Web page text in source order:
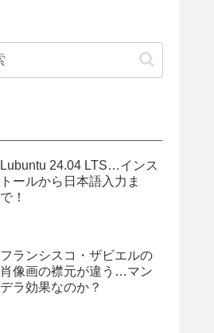
Lubuntu 24.04 LTS…インス
トールから日本語入力ま
で！
フランシスコ・ザビエルの
肖像画の襟元が違う…マン
デラ効果なのか？